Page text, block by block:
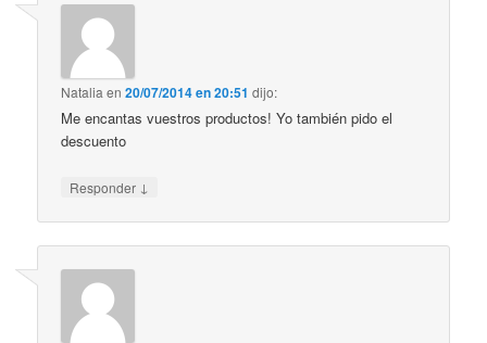
Nataliaen20/07/2014 en 20:51 dijo:
Me encantas vuestros productos! Yo también pido el
descuento
Responder ↓